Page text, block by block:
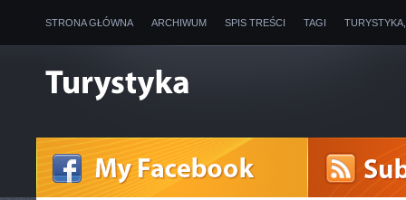
STRONA GŁÓWNA ARCHIWUM SPIS TREŚCI TAGI